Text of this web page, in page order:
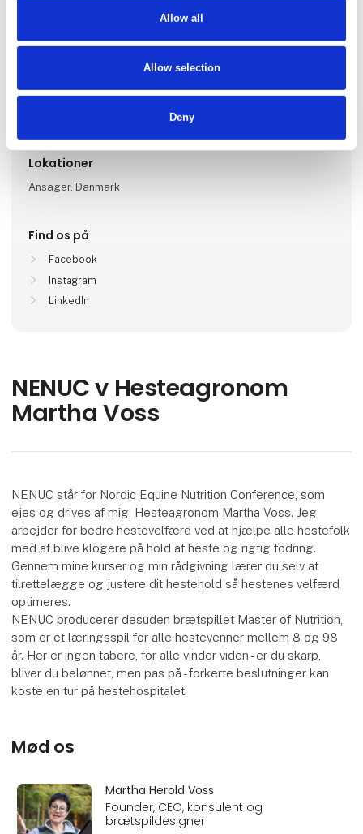
Allow all
Allow selection
Deny
Gå til hjemmeside
Antal medarbejdere
Lokationer
Ansager, Danmark
Find os på
Facebook
Instagram
LinkedIn
NENUC v Hesteagronom
Martha Voss
NENUC står for Nordic Equine Nutrition Conference, som
ejes og drives af mig, Hesteagronom Martha Voss. Jeg
arbejder for bedre hestevelfærd ved at hjælpe alle hestefolk
med at blive klogere på hold af heste og rigtig fodring.
Gennem mine kurser og min rådgivning lærer du selv at
tilrettelægge og justere dit hestehold så hestenes velfærd
optimeres.
NENUC producerer desuden brætspillet Master of Nutrition,
som er et læringsspil for alle hestevenner mellem 8 og 98
år. Her er ingen tabere, for alle vinder viden - er du skarp,
bliver du belønnet, men pas på - forkerte beslutninger kan
koste en tur på hestehospitalet.
Mød os
Martha Herold Voss
Founder, CEO, konsulent og
brætspildesigner